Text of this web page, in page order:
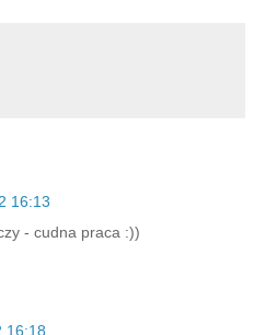
16:13
- cudna praca :))
16:18